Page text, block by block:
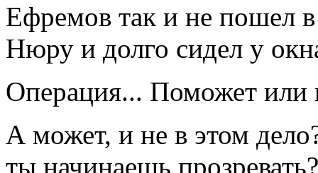
Ефремов так и не пошел в
Нюру и долго сидел у
Операция... Поможет или
А может, и не в этом
ты начинаешь